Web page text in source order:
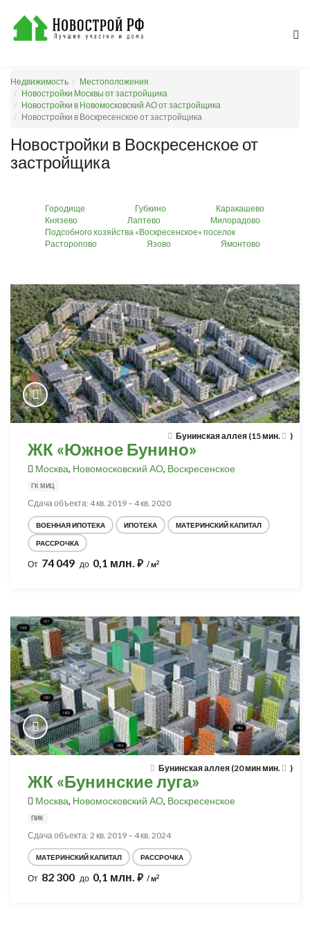
Недвижимость
Местоположения
Новостройки Москвы от застройщика
Новостройки в Новомосковский АО от застройщика
Новостройки в Воскресенское от застройщика
Новостройки в Воскресенское от
застройщика
Городище Губкино
Каракашево
Князево
Лаптево
Милорадово
Подсобного хозяйства «Воскресенское» поселок
Расторопово
Язово Ямонтово
Бунинская аллея (15 мин. )
ЖК «Южное Бунино»
Москва, Новомосковский АО, Воскресенское
ГК МИЦ
Сдача объекта: 4 кв. 2019 – 4 кв. 2020
ВОЕННАЯ ИПОТЕКА ИПОТЕКА МАТЕРИНСКИЙ КАПИТАЛ
РАССРОЧКА
От 74 049 до 0,1 млн. ⃏ / м2
Бунинская аллея (20 мин мин. )
ЖК «Бунинские луга»
Москва, Новомосковский АО, Воскресенское
ПИК
Сдача объекта: 2 кв. 2019 – 4 кв. 2024
МАТЕРИНСКИЙ КАПИТАЛ РАССРОЧКА
От 82 300 до 0,1 млн. ⃏ / м2